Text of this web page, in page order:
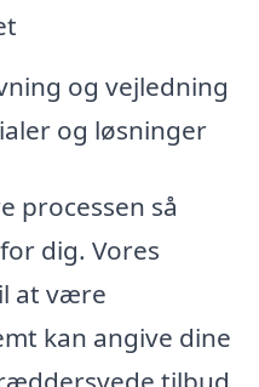
og vejledning
og løsninger
processen så
dig. Vores
at være
kan angive dine